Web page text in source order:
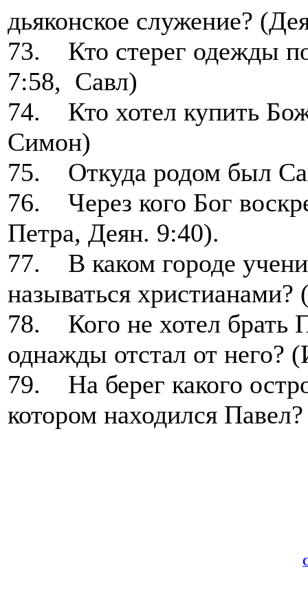
дьяконское служение?
73. Кто стерег одежды
7:58, Савл)
74. Кто хотел купить
Симон)
75. Откуда родом был
76. Через кого Бог
Петра, Деян. 9:40).
77. В каком городе
называться
78. Кого не хотел брать
однажды отстал от него?
79. На берег какого
котором находился